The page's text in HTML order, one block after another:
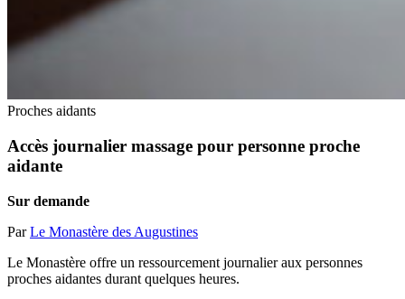
Proches aidants
Accès journalier massage pour personne proche
aidante
Sur demande
ParLe Monastère des Augustines
Le Monastère offre un ressourcement journalier aux personnes
proches aidantes durant quelques heures.